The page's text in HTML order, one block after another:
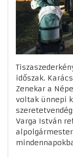
időszak.
Zenekar a
voltak ünnepi
Varga István